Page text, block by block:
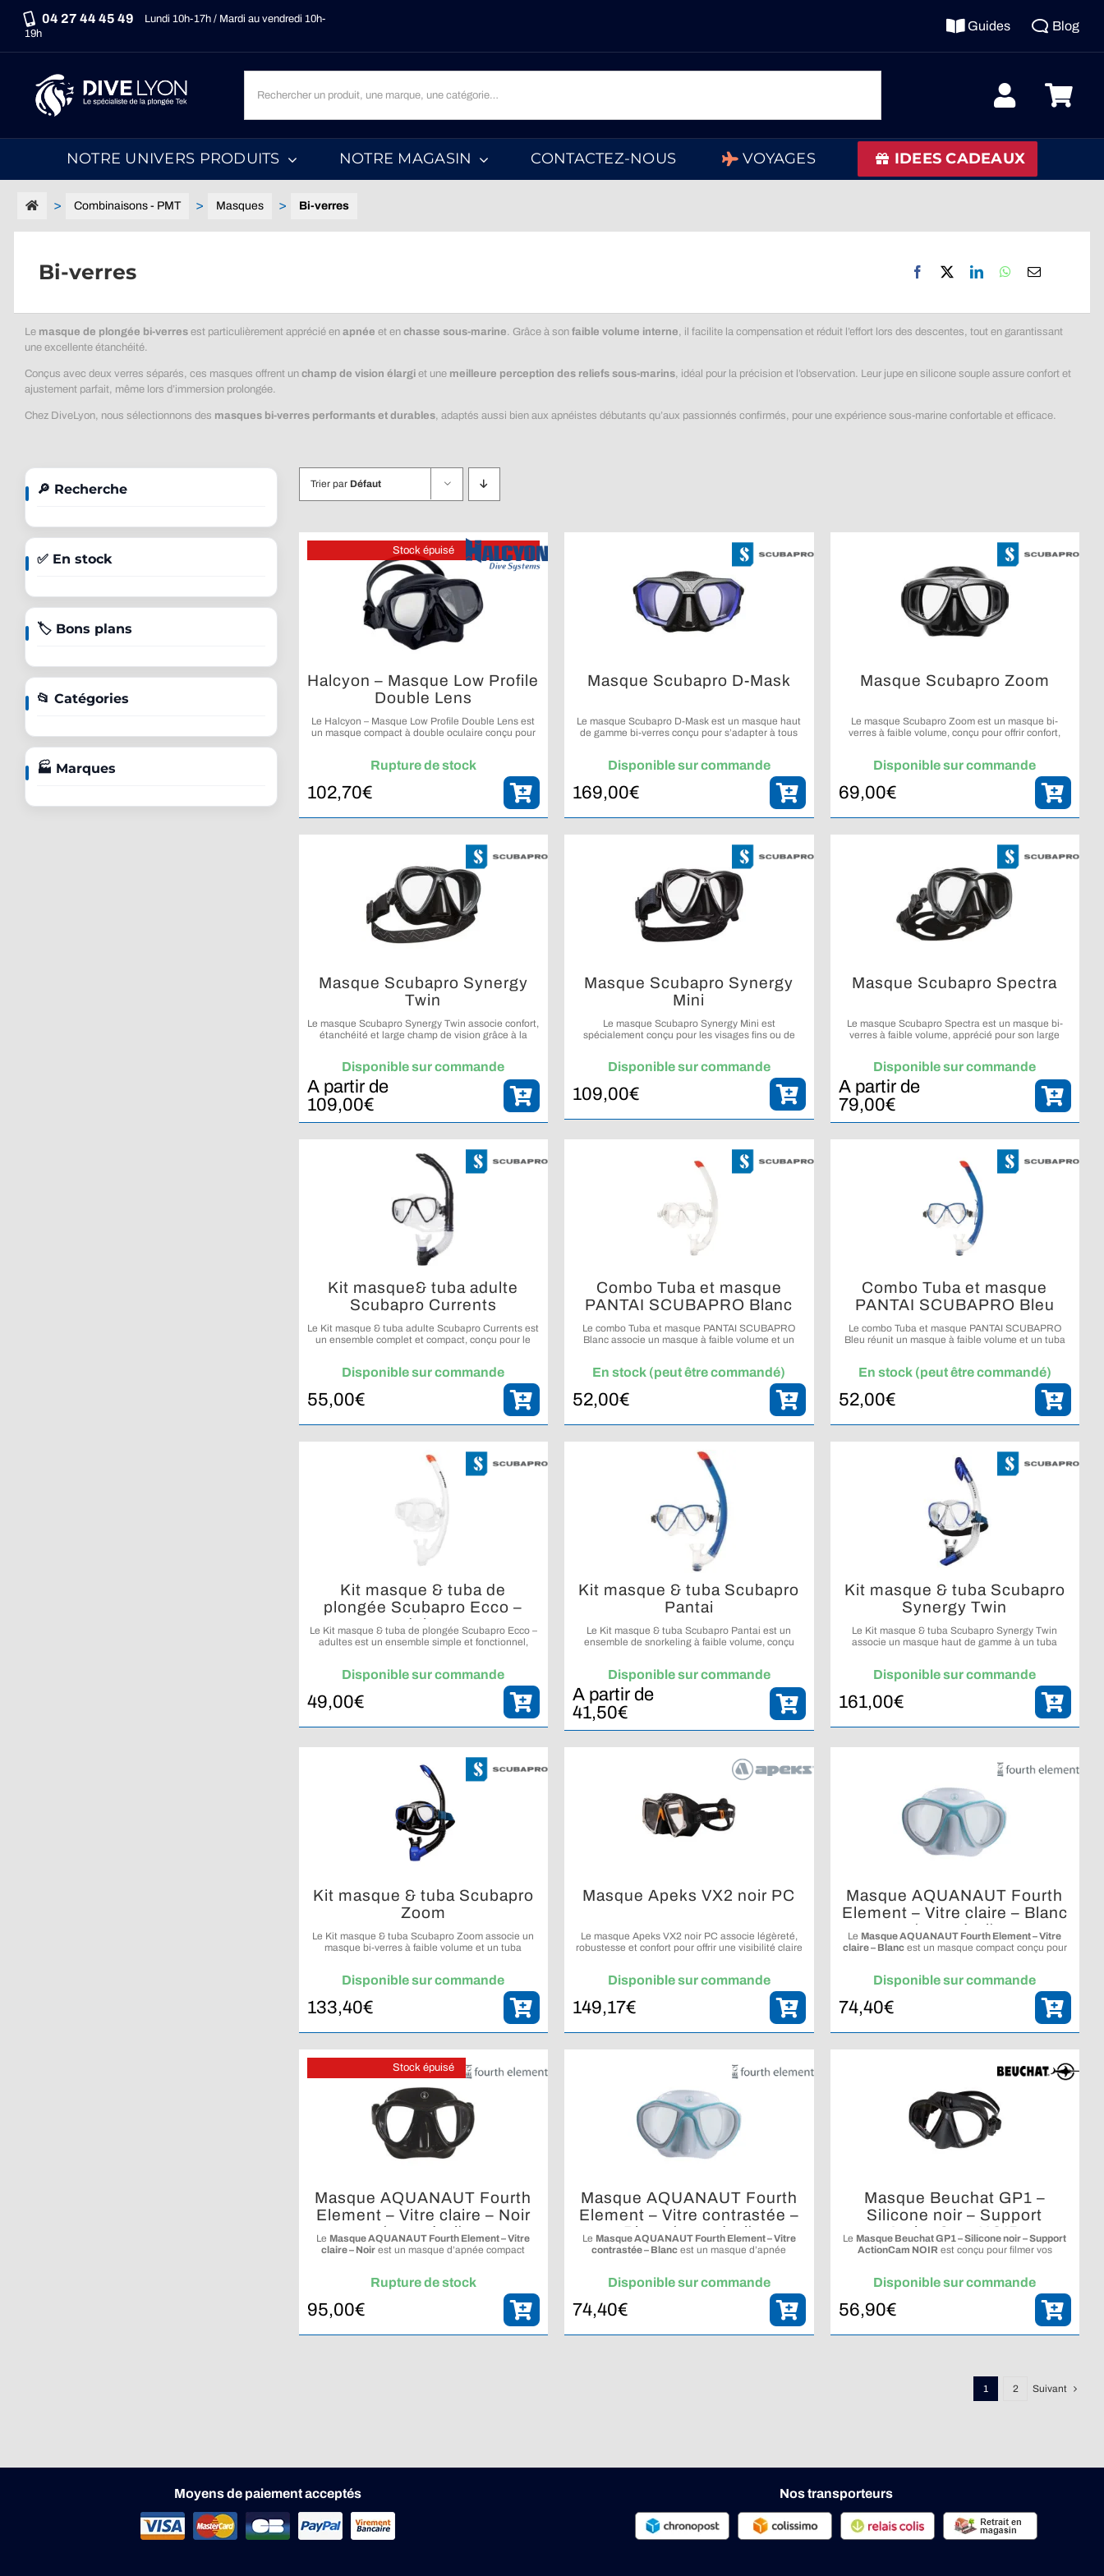
Passer
04 27 44 45 49
Lundi 10h-17h / Mardi au vendredi 10h-
19h
Guides Blog
un
produit,
une
marque,
une
catégorie...
NOTRE UNIVERS PRODUITS NOTRE MAGASIN CONTACTEZ-NOUS VOYAGES IDEES CADEAUX
Combinaisons - PMT Masques Bi-verres
Bi-verres
Le masque de plongée bi-verresest particulièrement apprécié en apnée et en chasse sous-marine. Grâce à son faible volume interne, il facilite la compensation et réduit l’effort lors des descentes, tout en garantissant
une excellente étanchéité.
Conçus avec deux verres séparés, ces masques offrent un champ de vision élargiet une meilleure perception des reliefs sous-marins, idéal pour la précision et l’observation. Leur jupe en silicone souple assure confort et
ajustement parfait, même lors d’immersion prolongée.
Chez DiveLyon, nous sélectionnons des masques bi-verres performants et durables, adaptés aussi bien aux apnéistes débutants qu’aux passionnés confirmés, pour une expérience sous-marine confortable et efficace.
🔎 Recherche
✅ En stock
🏷️ Bons plans
📂 Catégories
🏭 Marques
Trier par Défaut
Stock épuisé
Halcyon – Masque Low Profile
Double Lens
Le Halcyon – Masque Low Profile Double Lens est
un masque compact à double oculaire conçu pour
Rupture de stock
102,70€
Masque Scubapro D-Mask
Le masque Scubapro D-Mask est un masque haut
de gamme bi-verres conçu pour s’adapter à tous
Disponible sur commande
169,00€
Masque Scubapro Zoom
Le masque Scubapro Zoom est un masque bi-
verres à faible volume, conçu pour offrir confort,
verres correcteurs.
Disponible sur commande
69,00€
Masque Scubapro Synergy
Twin
Le masque Scubapro Synergy Twin associe confort,
étanchéité et large champ de vision grâce à la
Disponible sur commande
A partir de
109,00€
Masque Scubapro Synergy
Mini
Le masque Scubapro Synergy Mini est
spécialement conçu pour les visages fins ou de
Disponible sur commande
109,00€
Masque Scubapro Spectra
Le masque Scubapro Spectra est un masque bi-
verres à faible volume, apprécié pour son large
Disponible sur commande
A partir de
79,00€
Kit masque& tuba adulte
Scubapro Currents
Le Kit masque & tuba adulte Scubapro Currents est
un ensemble complet et compact, conçu pour le
Disponible sur commande
55,00€
Combo Tuba et masque
PANTAI SCUBAPRO Blanc
Le combo Tuba et masque PANTAI SCUBAPRO
Blanc associe un masque à faible volume et un
En stock (peut être commandé)
52,00€
Combo Tuba et masque
PANTAI SCUBAPRO Bleu
Le combo Tuba et masque PANTAI SCUBAPRO
Bleu réunit un masque à faible volume et un tuba
En stock (peut être commandé)
52,00€
Kit masque & tuba de
plongée Scubapro Ecco –
adultes
Le Kit masque & tuba de plongée Scubapro Ecco –
adultes est un ensemble simple et fonctionnel,
Disponible sur commande
49,00€
Kit masque & tuba Scubapro
Pantai
Le Kit masque & tuba Scubapro Pantai est un
ensemble de snorkeling à faible volume, conçu
Disponible sur commande
A partir de
41,50€
Kit masque & tuba Scubapro
Synergy Twin
Le Kit masque & tuba Scubapro Synergy Twin
associe un masque haut de gamme à un tuba
ou plongée loisir.
Disponible sur commande
161,00€
Kit masque & tuba Scubapro
Zoom
Le Kit masque & tuba Scubapro Zoom associe un
masque bi-verres à faible volume et un tuba
Disponible sur commande
133,40€
Masque Apeks VX2 noir PC
Le masque Apeks VX2 noir PC associe légèreté,
robustesse et confort pour offrir une visibilité claire
Disponible sur commande
149,17€
Masque AQUANAUT Fourth
Element – Vitre claire – Blanc
(avec étui)
Le Masque AQUANAUT Fourth Element – Vitre
claire – Blancest un masque compact conçu pour
Disponible sur commande
74,40€
Stock épuisé
Masque AQUANAUT Fourth
Element – Vitre claire – Noir
(avec étui)
Le Masque AQUANAUT Fourth Element – Vitre
claire – Noir est un masque d’apnée compact
Rupture de stock
95,00€
Masque AQUANAUT Fourth
Element – Vitre contrastée –
Blanc (avec étui)
Le Masque AQUANAUT Fourth Element – Vitre
contrastée – Blanc est un masque d’apnée
Disponible sur commande
74,40€
Masque Beuchat GP1 –
Silicone noir – Support
ActionCam NOIR
Le Masque Beuchat GP1 – Silicone noir – Support
ActionCam NOIRest conçu pour filmer vos
Disponible sur commande
56,90€
1 2 Suivant
Moyens de paiement acceptés Nos transporteurs